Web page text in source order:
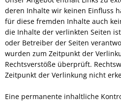
deren Inhalte wir keinen Einfluss
für diese fremden Inhalte auch
die Inhalte der verlinkten Seiten
oder Betreiber der Seiten
wurden zum Zeitpunkt der
Rechtsverstöße überprüft.
Zeitpunkt der Verlinkung nicht
Eine permanente inhaltliche